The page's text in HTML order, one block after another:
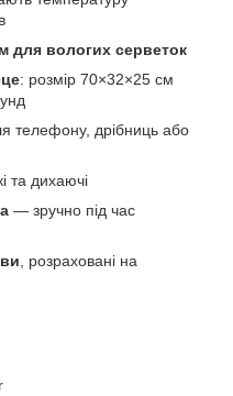
для вологих серветок
: розмір 70×32×25 см
телефону, дрібниць або
та дихаючі
— зручно під час
, розраховані на